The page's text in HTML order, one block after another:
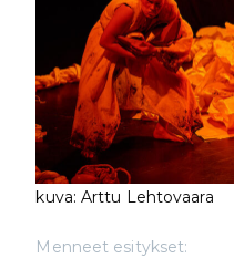
kuva: Arttu Lehtovaara
Menneet esitykset: